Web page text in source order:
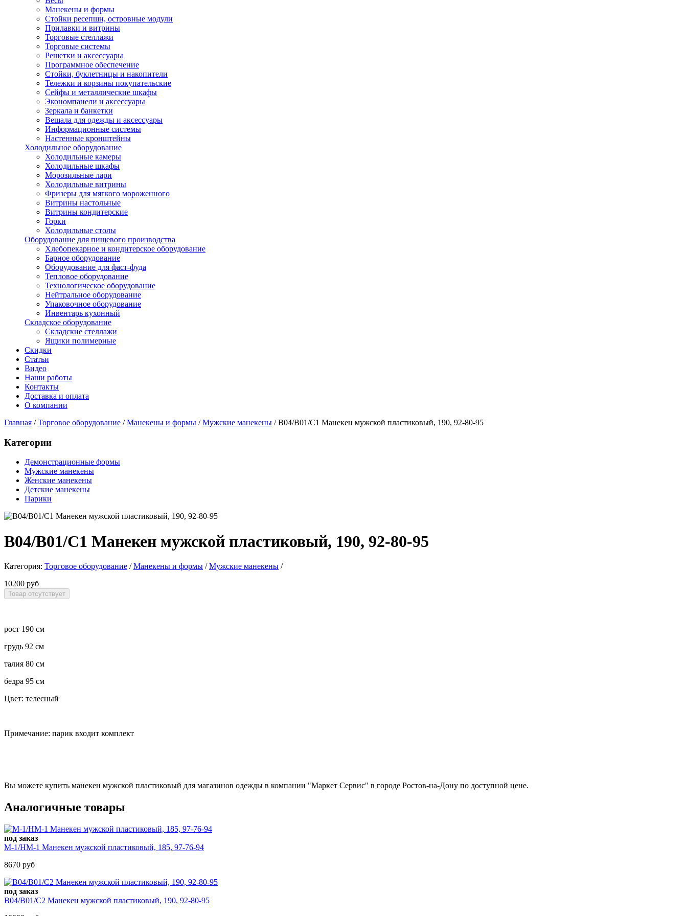
Манекены и формы
Стойки ресепшн, островные модули
Прилавки и витрины
Торговые стеллажи
Торговые системы
Решетки и аксессуары
Программное обеспечение
Стойки, буклетницы и накопители
Тележки и корзины покупательские
Сейфы и металлические шкафы
Экономпанели и аксессуары
Зеркала и банкетки
Вешала для одежды и аксессуары
Информационные системы
Настенные кронштейны
Холодильное оборудование
Холодильные камеры
Холодильные шкафы
Морозильные лари
Холодильные витрины
Фризеры для мягкого мороженного
Витрины настольные
Витрины кондитерские
Горки
Холодильные столы
Оборудование для пищевого производства
Хлебопекарное и кондитерское оборудование
Барное оборудование
Оборудование для фаст-фуда
Тепловое оборудование
Технологическое оборудование
Нейтральное оборудование
Упаковочное оборудование
Инвентарь кухонный
Складское оборудование
Складские стеллажи
Ящики полимерные
Скидки
Статьи
Видео
Наши работы
Контакты
Доставка и оплата
О компании
Главная / Торговое оборудование / Манекены и формы / Мужские манекены / B04/B01/C1 Манекен мужской пластиковый, 190, 92-80-95
Категории
Демонстрационные формы
Мужские манекены
Женские манекены
Детские манекены
Парики
B04/B01/C1 Манекен мужской пластиковый, 190, 92-80-95
Категория: Торговое оборудование / Манекены и формы / Мужские манекены /
10200 руб
рост 190 см
грудь 92 см
талия 80 см
бедра 95 см
Цвет: телесный
Примечание: парик входит комплект
Вы можете купить манекен мужской пластиковый для магазинов одежды в компании "Маркет Сервис" в городе Ростов-на-Дону по доступной цене.
Аналогичные товары
под заказ
М-1/HM-1 Манекен мужской пластиковый, 185, 97-76-94
8670 руб
под заказ
B04/B01/C2 Манекен мужской пластиковый, 190, 92-80-95